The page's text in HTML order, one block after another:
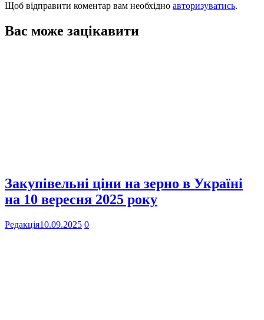
Щоб відправити коментар вам необхідно авторизуватись.
Вас може зацікавити
Закупівельні ціни на зерно в Україні
на 10 вересня 2025 року
Редакція10.09.2025 0